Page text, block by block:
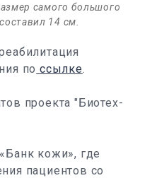
самого большого
14 см.
по ссылке.
проекта "Биотех-
кожи», где
пациентов со